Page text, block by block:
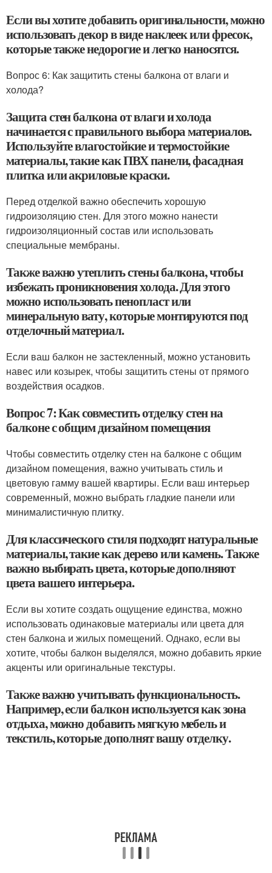
Если вы хотите добавить оригинальности, можно
использовать декор в виде наклеек или фресок,
которые также недорогие и легко наносятся.
Вопрос 6: Как защитить стены балкона от влаги и
холода?
Защита стен балкона от влаги и холода
начинается с правильного выбора материалов.
Используйте влагостойкие и термостойкие
материалы, такие как ПВХ панели, фасадная
плитка или акриловые краски.
Перед отделкой важно обеспечить хорошую
гидроизоляцию стен. Для этого можно нанести
гидроизоляционный состав или использовать
специальные мембраны.
Также важно утеплить стены балкона, чтобы
избежать проникновения холода. Для этого
можно использовать пенопласт или
минеральную вату, которые монтируются под
отделочный материал.
Если ваш балкон не застекленный, можно установить
навес или козырек, чтобы защитить стены от прямого
воздействия осадков.
Вопрос 7: Как совместить отделку стен на
балконе с общим дизайном помещения
Чтобы совместить отделку стен на балконе с общим
дизайном помещения, важно учитывать стиль и
цветовую гамму вашей квартиры. Если ваш интерьер
современный, можно выбрать гладкие панели или
минималистичную плитку.
Для классического стиля подходят натуральные
материалы, такие как дерево или камень. Также
важно выбирать цвета, которые дополняют
цвета вашего интерьера.
Если вы хотите создать ощущение единства, можно
использовать одинаковые материалы или цвета для
стен балкона и жилых помещений. Однако, если вы
хотите, чтобы балкон выделялся, можно добавить яркие
акценты или оригинальные текстуры.
Также важно учитывать функциональность.
Например, если балкон используется как зона
отдыха, можно добавить мягкую мебель и
текстиль, которые дополнят вашу отделку.